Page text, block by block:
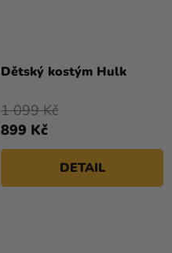
Dětský kostým Hulk
899 Kč
1 099 Kč
DETAIL